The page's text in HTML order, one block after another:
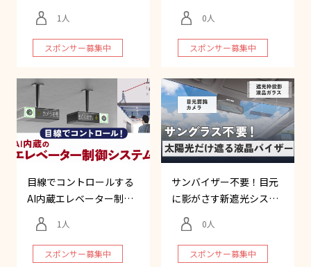
1
スポンサー募集中
0
スポンサー募集中
目線でコントロールする
AI内蔵エレベーター制御
システム
1
スポンサー募集中
サンバイザー不要！目元
に影がさす新遮光システ
0
スポンサー募集中